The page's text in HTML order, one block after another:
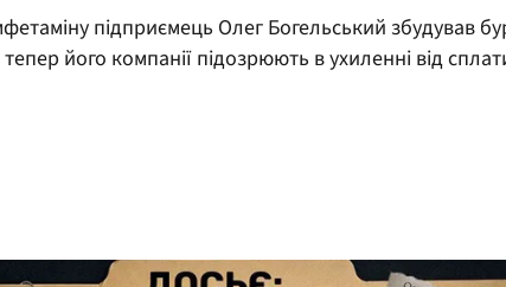
підприємець Олег Богельський збудував
його компанії підозрюють в ухиленні від